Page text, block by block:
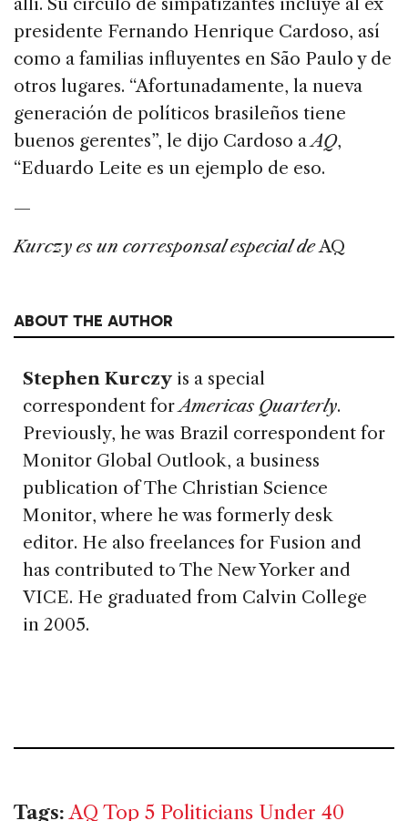
allí. Su círculo de simpatizantes incluye al ex
presidente Fernando Henrique Cardoso, así
como a familias influyentes en São Paulo y de
otros lugares. “Afortunadamente, la nueva
generación de políticos brasileños tiene
buenos gerentes”, le dijo Cardoso aAQ,
“Eduardo Leite es un ejemplo de eso.
—
Kurczy es un corresponsal especial deAQ
ABOUT THE AUTHOR
Stephen Kurczy is a special
correspondent forAmericas Quarterly.
Previously, he was Brazil correspondent for
Monitor Global Outlook, a business
publication of The Christian Science
Monitor, where he was formerly desk
editor. He also freelances for Fusion and
has contributed to The New Yorker and
VICE. He graduated from Calvin College
in 2005.
Tags: AQ Top 5 Politicians Under 40